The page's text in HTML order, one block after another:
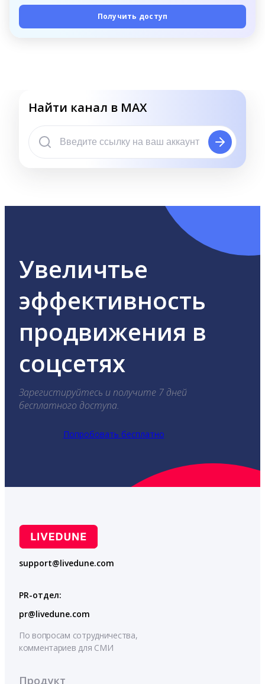
Получить доступ
Найти канал в MAX
Увеличтье
эффективность
продвижения в
соцсетях
Зарегистируйтесь и получите 7 дней
бесплатного доступа.
Попробовать бесплатно
support@livedune.com
PR-отдел:
pr@livedune.com
По вопросам сотрудничества,
комментариев для СМИ
Продукт